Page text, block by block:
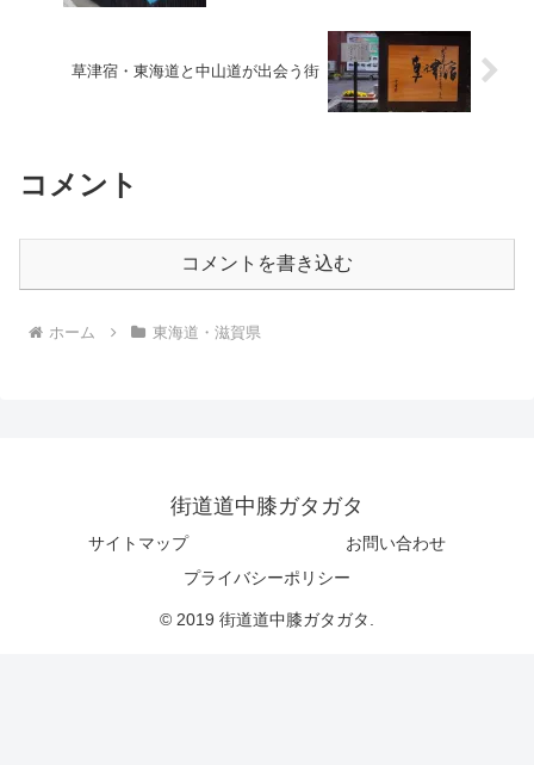
草津宿・東海道と中山道が出会う街
コメント
コメントを書き込む
ホーム 東海道・滋賀県
街道道中膝ガタガタ
サイトマップ
お問い合わせ
プライバシーポリシー
© 2019 街道道中膝ガタガタ.